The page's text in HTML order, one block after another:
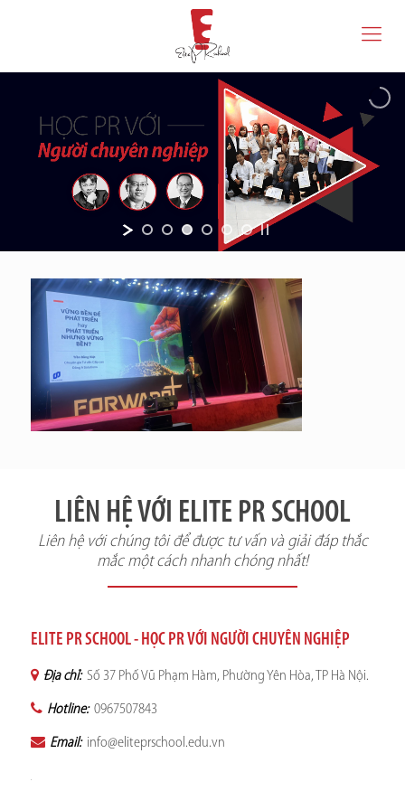
LIÊN HỆ VỚI ELITE PR SCHOOL
Liên hệ với chúng tôi để được tư vấn và giải đáp thắc
mắc một cách nhanh chóng nhất!
ELITE PR SCHOOL - HỌC PR VỚI NGƯỜI CHUYÊN NGHIỆP
Địa chỉ: Số 37 Phố Vũ Phạm Hàm, Phường Yên Hòa, TP Hà Nội.
Hotline: 0967507843
Email: info@eliteprschool.edu.vn